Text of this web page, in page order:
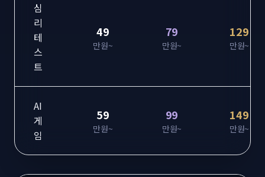
심
리
테
스
트
49
만원~
79
만원~
129
만원~
AI
게
임
59
만원~
99
만원~
149
만원~